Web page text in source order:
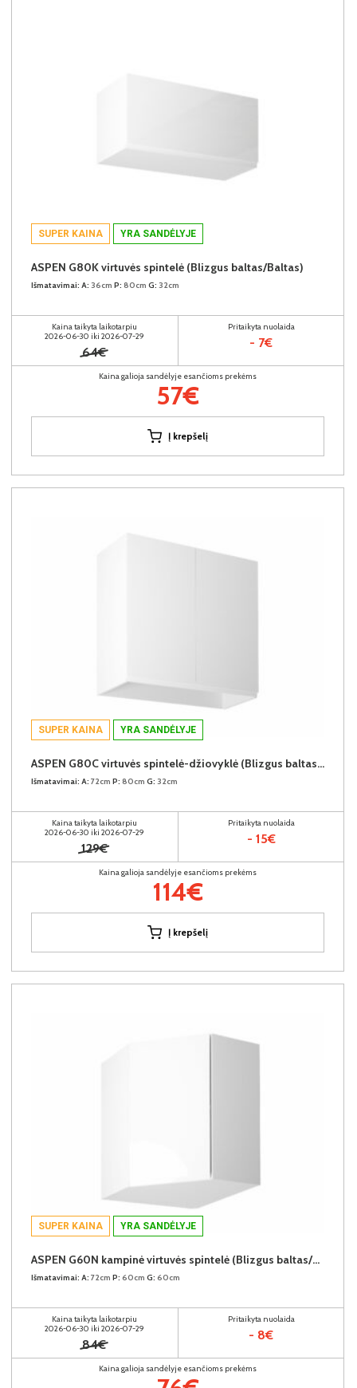
SUPER KAINA YRA SANDĖLYJE
ASPEN G80K virtuvės spintelė (Blizgus baltas/Baltas)
Išmatavimai: A: 36cm P: 80cm G: 32cm
Kaina taikyta laikotarpiu
2026-06-30 iki 2026-07-29
64€
Pritaikyta nuolaida
- 7€
Kaina galioja sandėlyje esančioms prekėms
57€
Į krepšelį
SUPER KAINA YRA SANDĖLYJE
ASPEN G80C virtuvės spintelė-džiovyklė (Blizgus baltas/Baltas)
Išmatavimai: A: 72cm P: 80cm G: 32cm
Kaina taikyta laikotarpiu
2026-06-30 iki 2026-07-29
129€
Pritaikyta nuolaida
- 15€
Kaina galioja sandėlyje esančioms prekėms
114€
Į krepšelį
SUPER KAINA YRA SANDĖLYJE
ASPEN G60N kampinė virtuvės spintelė (Blizgus baltas/Baltas)
Išmatavimai: A: 72cm P: 60cm G: 60cm
Kaina taikyta laikotarpiu
2026-06-30 iki 2026-07-29
84€
Pritaikyta nuolaida
- 8€
Kaina galioja sandėlyje esančioms prekėms